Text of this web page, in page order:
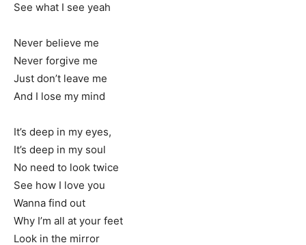
See what I see yeah
Never believe me
Never forgive me
Just don’t leave me
And I lose my mind
It’s deep in my eyes,
It’s deep in my soul
No need to look twice
See how I love you
Wanna find out
Why I’m all at your feet
Look in the mirror